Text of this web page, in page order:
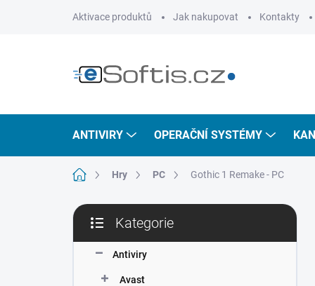
Aktivace produktů Jak nakupovat Kontakty
ANTIVIRY OPERAČNÍ SYSTÉMY
Domů Hry PC Gothic 1 Remake - PC
P
s
kategorie
Kategorie
Antiviry
Avast